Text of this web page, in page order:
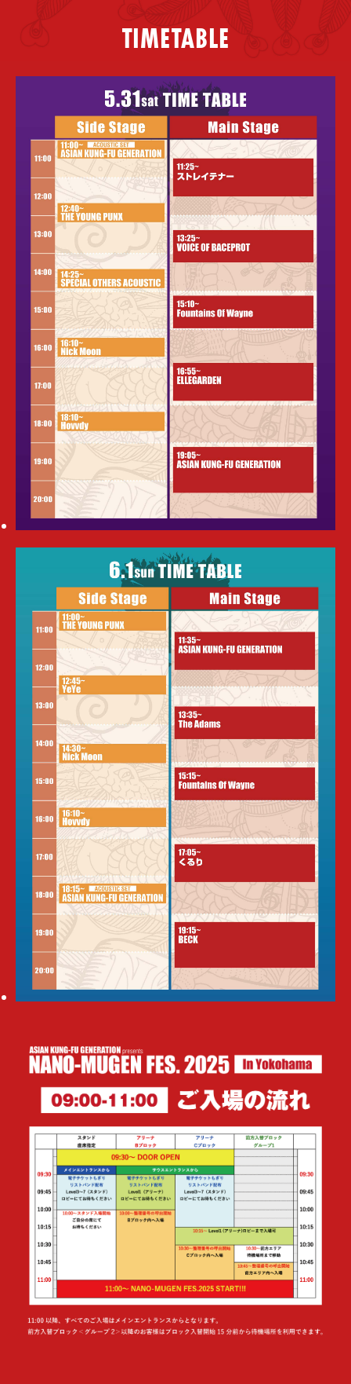
イープラスプレオーダー 三次受付のご案内
e+ Pre-Sale (third Round) Information
2025.3.21
e+ Pre-Sale (second Round) Information
2025.3.10
ASIAN KUNG-FU GENERATION presents NANO-
MUGEN FES. 2025 In Yokohama 第二弾出演アーティス
ASIAN KUNG-FU GENERATION presents NANO-
MUGEN FES. 2025 In Yokohama Second wave of
performing artists announced!!
2025.2.14
ファミリーマート先行(2次)のご案内
FamilyMart Pre-Sale (Second Round) Information
2025.2.10
ファミリーマート先行(1次)のご案内
FamilyMart Pre-Sale (First Round) Information
2025.2.3
第一弾アーティスト発表
First Round of Artist Announcements
2025.1.31
ウエルフェアサービスのご案内
Welfare Service Information
2025.1.31
｢車椅子指定席｣ のご案内・オフィシャル三次抽選受付よ
り販売開始
Information on "Wheelchair-Accessible Seats" and
Sales Starting from the Official Third Round Lottery
2025.1.31
オフィシャル三次抽選受付(イープラス)のご案内
2025.1.10
オフィシャル2次抽選先行（イープラス）受付開始！
2024.12.27
NANO-MUGEN FES.2025の開催が決定!!
TIMETABLE